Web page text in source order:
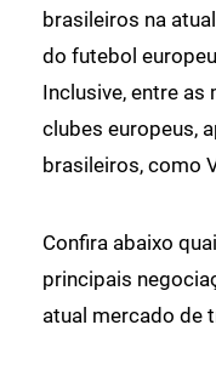
brasileiros na
do futebol
Inclusive, entre
clubes europeus,
brasileiros, como
Confira abaixo
principais
atual mercado de